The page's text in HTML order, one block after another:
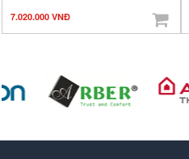
7.020.000 VNĐ